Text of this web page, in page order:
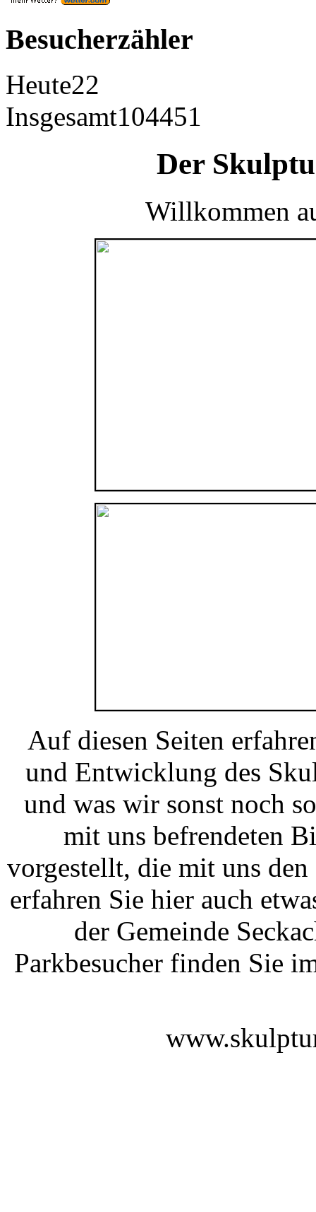
Besucherzähler
Heute22
Insgesamt104451
Der
Willkommen
Auf diesen Seiten
und Entwicklung des
und was wir sonst noch
mit uns befrendeten
vorgestellt, die mit uns
erfahren Sie hier auch
der Gemeinde
Parkbesucher finden Sie